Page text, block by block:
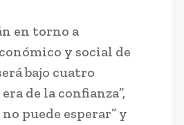
en torno a
y social de
bajo cuatro
de la confianza”,
puede esperar” y